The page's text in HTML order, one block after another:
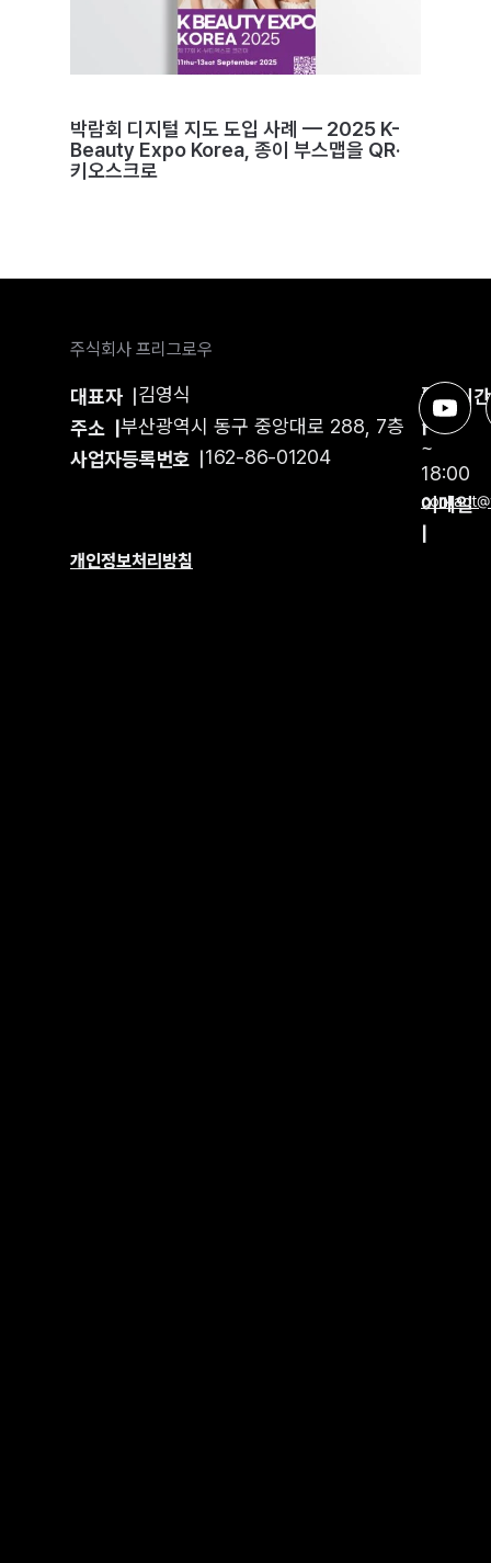
박람회 디지털 지도 도입 사례 — 2025 K-
Beauty Expo Korea, 종이 부스맵을 QR·
키오스크로
주식회사 프리그로우
대표자
김영식
주소 |부산광역시 동구 중앙대로 288, 7층
사업자등록번호
162-86-01204
운영시
|
평일
9:00
~
18:00
이메일
|
개인정보처리방침